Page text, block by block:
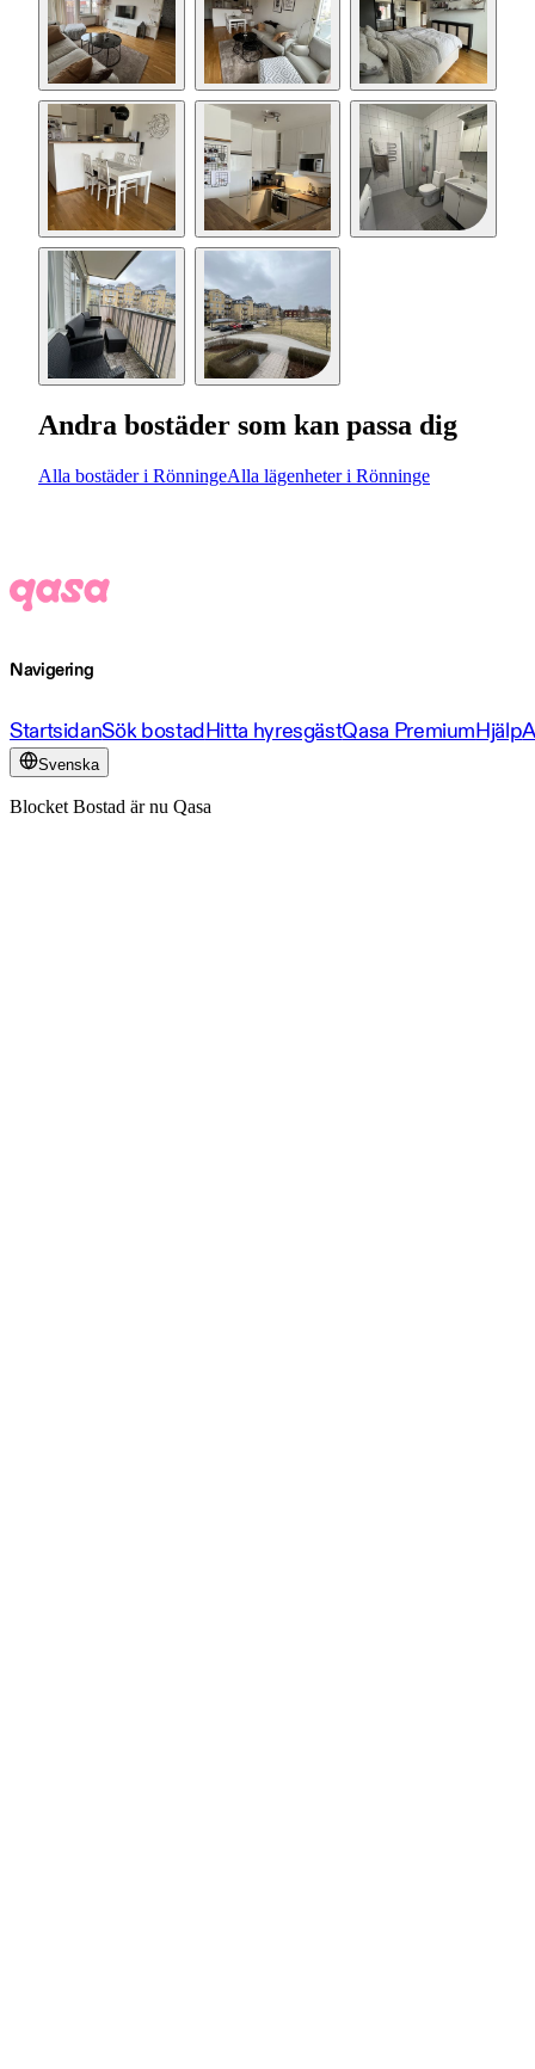
Andra bostäder som kan passa dig
Alla bostäder i RönningeAlla lägenheter i Rönninge
Navigering
StartsidanSök bostadHitta hyresgästQasa PremiumHjälp
Svenska
Blocket Bostad är nu Qasa